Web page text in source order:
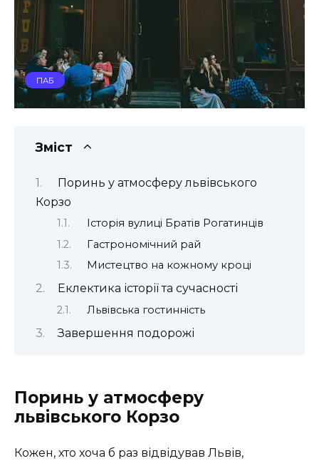
ПАБ
Зміст
Поринь у атмосферу львівського
Корзо
Історія вулиці Братів Рогатинців
Гастрономічний рай
Мистецтво на кожному кроці
Еклектика історії та сучасності
Львівська гостинність
Завершення подорожі
Поринь у атмосферу
львівського Корзо
Кожен, хто хоча б раз відвідував Львів,